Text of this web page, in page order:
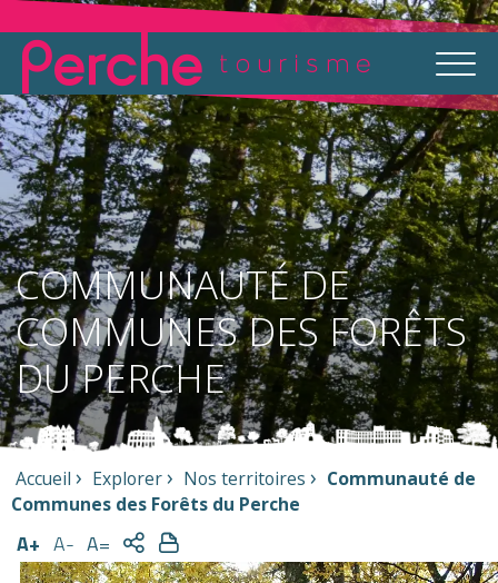
COMMUNAUTÉ DE
COMMUNES DES FORÊTS
DU PERCHE
Accueil Explorer Nos territoires
Communauté de
Communes des Forêts du Perche
A+ A- A=